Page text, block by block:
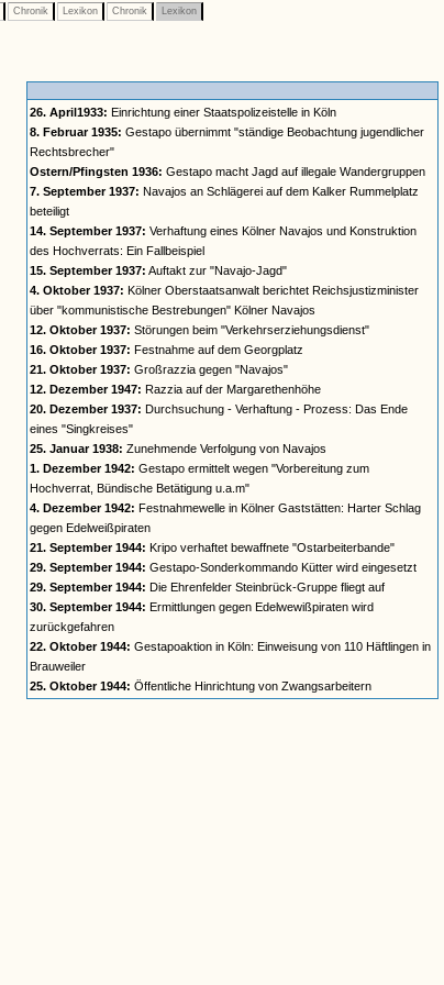
Chronik Lexikon Chronik Lexikon
26. April1933: Einrichtung einer Staatspolizeistelle in Köln
8. Februar 1935: Gestapo übernimmt "ständige Beobachtung jugendlicher
Rechtsbrecher"
Ostern/Pfingsten 1936: Gestapo macht Jagd auf illegale Wandergruppen
7. September 1937: Navajos an Schlägerei auf dem Kalker Rummelplatz
beteiligt
14. September 1937: Verhaftung eines Kölner Navajos und Konstruktion
des Hochverrats: Ein Fallbeispiel
15. September 1937: Auftakt zur "Navajo-Jagd"
4. Oktober 1937: Kölner Oberstaatsanwalt berichtet Reichsjustizminister
über "kommunistische Bestrebungen" Kölner Navajos
12. Oktober 1937: Störungen beim "Verkehrserziehungsdienst"
16. Oktober 1937: Festnahme auf dem Georgplatz
21. Oktober 1937: Großrazzia gegen "Navajos"
12. Dezember 1947: Razzia auf der Margarethenhöhe
20. Dezember 1937: Durchsuchung - Verhaftung - Prozess: Das Ende
eines "Singkreises"
25. Januar 1938: Zunehmende Verfolgung von Navajos
1. Dezember 1942: Gestapo ermittelt wegen "Vorbereitung zum
Hochverrat, Bündische Betätigung u.a.m"
4. Dezember 1942: Festnahmewelle in Kölner Gaststätten: Harter Schlag
gegen Edelweißpiraten
21. September 1944: Kripo verhaftet bewaffnete "Ostarbeiterbande"
29. September 1944: Gestapo-Sonderkommando Kütter wird eingesetzt
29. September 1944: Die Ehrenfelder Steinbrück-Gruppe fliegt auf
30. September 1944: Ermittlungen gegen Edelwewißpiraten wird
zurückgefahren
22. Oktober 1944: Gestapoaktion in Köln: Einweisung von 110 Häftlingen in
Brauweiler
25. Oktober 1944: Öffentliche Hinrichtung von Zwangsarbeitern